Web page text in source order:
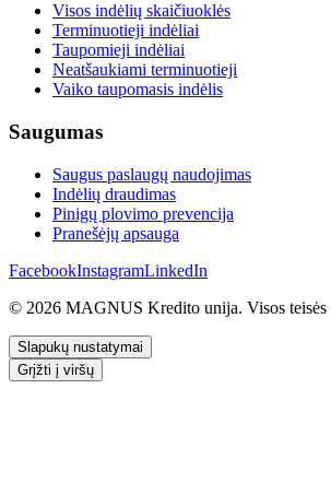
Visos indėlių skaičiuoklės
Terminuotieji indėliai
Taupomieji indėliai
Neatšaukiami terminuotieji
Vaiko taupomasis indėlis
Saugumas
Saugus paslaugų naudojimas
Indėlių draudimas
Pinigų plovimo prevencija
Pranešėjų apsauga
FacebookInstagramLinkedIn
© 2026 MAGNUS Kredito unija. Visos teisės
Slapukų nustatymai
Grįžti į viršų